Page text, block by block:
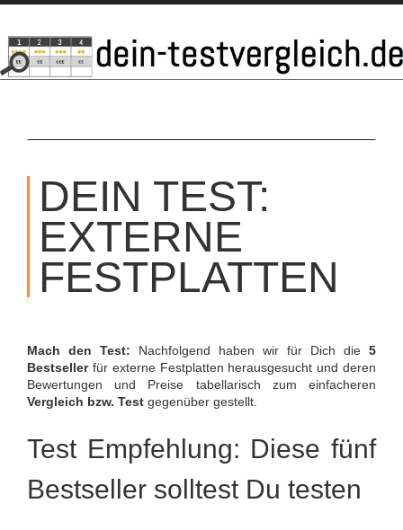
SKIP
CONTENT
DEIN TEST:
EXTERNE
FESTPLATTEN
Mach den Test: Nachfolgend haben wir für Dich die 5
Bestsellerfür externe Festplatten herausgesucht und deren
Bewertungen und Preise tabellarisch zum einfacheren
Vergleich bzw. Test gegenüber gestellt.
Test Empfehlung: Diese fünf
Bestseller solltest Du testen